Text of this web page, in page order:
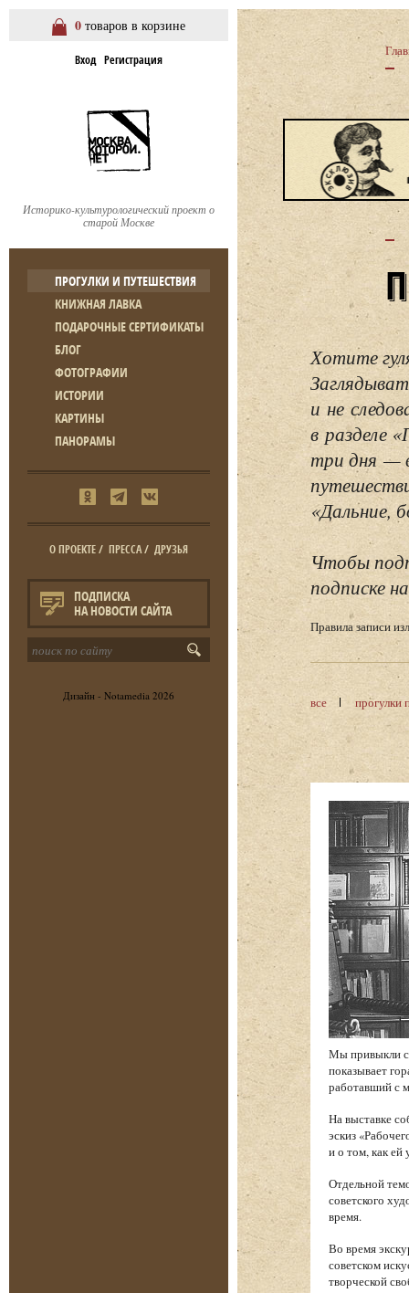
0 товаров в корзине
Вход Регистрация
Историко-культурологический проект о
старой Москве
ПРОГУЛКИ И ПУТЕШЕСТВИЯ
КНИЖНАЯ ЛАВКА
ПОДАРОЧНЫЕ СЕРТИФИКАТЫ
БЛОГ
ФОТОГРАФИИ
ИСТОРИИ
КАРТИНЫ
ПАНОРАМЫ
О ПРОЕКТЕ/ ПРЕССА/ ДРУЗЬЯ
ПОДПИСКА
НА НОВОСТИ САЙТА
Дизайн - Notamedia 2026
Хотите
и не
в разделе
три дня —
«Дальние,
Чтобы
подписке
Правила записи
все прогулки
Мы привыкли
показывает
работавший с
На выставке
эскиз
и о том, как ей
Отдельной
советского
время.
Во время
советском
творческой